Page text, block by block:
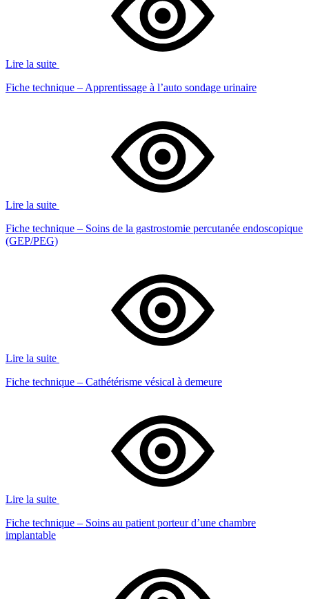
Lire la suite
Fiche technique – Apprentissage à l’auto sondage urinaire
Lire la suite
Fiche technique – Soins de la gastrostomie percutanée endoscopique
(GEP/PEG)
Lire la suite
Fiche technique – Cathétérisme vésical à demeure
Lire la suite
Fiche technique – Soins au patient porteur d’une chambre
implantable